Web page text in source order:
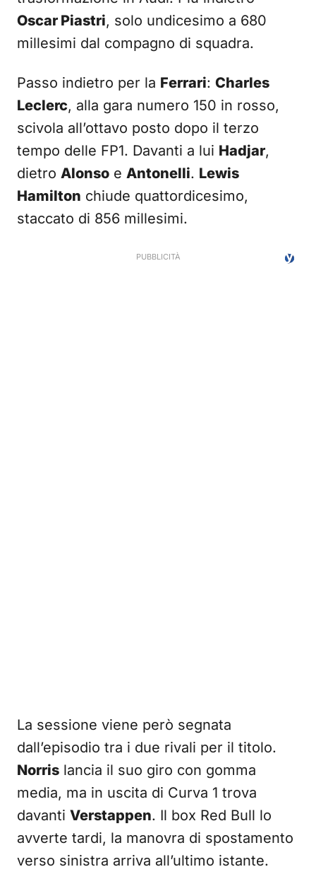
Oscar Piastri, solo undicesimo a 680
millesimi dal compagno di squadra.
Passo indietro per la Ferrari: Charles
Leclerc, alla gara numero 150 in rosso,
scivola all’ottavo posto dopo il terzo
tempo delle FP1. Davanti a lui Hadjar,
dietro Alonso e Antonelli. Lewis
Hamilton chiude quattordicesimo,
staccato di 856 millesimi.
La sessione viene però segnata
dall’episodio tra i due rivali per il titolo.
Norris lancia il suo giro con gomma
media, ma in uscita di Curva 1 trova
davanti Verstappen. Il box Red Bull lo
avverte tardi, la manovra di spostamento
verso sinistra arriva all’ultimo istante.